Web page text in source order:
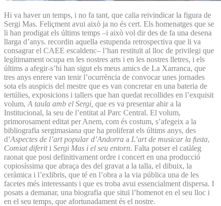
Hi va haver un temps, i no fa tant, que calia reivindicar la figura de
Sergi Mas. Feliçment avui això ja no és cert. Els homenatges que se
li han prodigat els últims temps –i això vol dir des de fa una desena
llarga d’anys. recordin aquella estupenda retrospectiva que li va
consagrar el CAEE escaldenc– l’han restituït al lloc de privilegi que
legítimament ocupa en les nostres arts i en les nostres lletres, i els
últims a afegir-s’hi han sigut els meus amics de La Xarranca, que
tres anys enrere van tenir l’ocurrència de convocar unes jornades
sota els auspicis del mestre que es van concretar en una bateria de
tertúlies, exposicions i tallers que han quedat recollides en l’exquisit
volum, A taula amb el Sergi, que es va presentar ahir a la
Institucional, la seu de l’entitat al Parc Central. El volum,
primorosament editat per Anem, com és costum, s’afegeix a la
bibliografia sergimasiana que ha proliferat els últims anys, des
d’Aspectes de l’art popular d’Andorra a L’art de musicar la fusta,
Comiat diferiti Sergi Mas i el seu entorn. Falta potser el catàleg
raonat que posi definitivament ordre i concert en una producció
copiosíssima que abraça des del gravat a la talla, el dibuix, la
ceràmica i l’exlibris, que té en l’obra a la via pública una de les
facetes més interessants i que es troba avui essencialment dispersa. I
posats a demanar, una biografia que situï l’homenot en el seu lloc i
en el seu temps, que afortunadament és el nostre.